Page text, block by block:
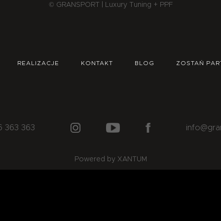
© GRANSPORT | Luxury Tuning + PPF
REALIZACJE KONTAKT BLOG ZOSTAŃ
363 363
Powered by XANTUM